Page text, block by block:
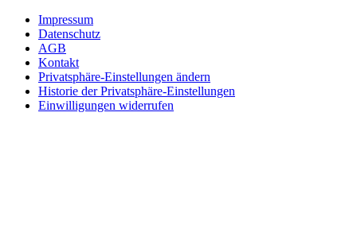
Impressum
Datenschutz
AGB
Kontakt
Privatsphäre-Einstellungen ändern
Historie der Privatsphäre-Einstellungen
Einwilligungen widerrufen